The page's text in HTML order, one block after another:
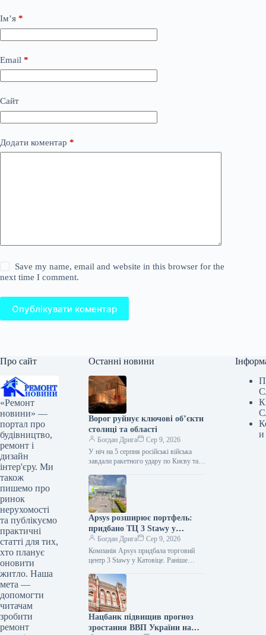
Ім’я *
Email *
Сайт
Додати коментар *
Save my name, email and website in this browser for the
next time I comment.
Опублікувати коментар
Про сайт
«Ремонт
новини» —
портал про
будівництво,
ремонт і
дизайн
інтер'єру. Ми
також
пишемо про
ринок
нерухомості
та публікуємо
практичні
статті для тих,
хто планує
оновити
житло. Наша
мета —
допомогти
читачам
зробити
ремонт
Останні новини
Ворог руйнує ключові об’єкти
столиці та області
Богдан Дрига
Сер 9, 2026
У ніч на 5 серпня російські війська
завдали ракетного удару по Києву та
пошкоджено складські та…
Apsys розширює портфель:
придбано ТЦ 3 Stawy у
Катовіце
Богдан Дрига
Сер 9, 2026
Компанія Apsys придбала торговий
центр 3 Stawy у Катовіце. Раніше
управлінням Union Investment.
Торговий центр 3…
Нацбанк підвищив прогноз
зростання ВВП України на
и